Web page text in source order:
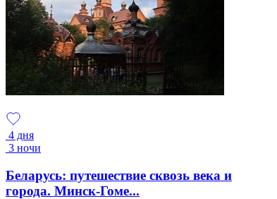
4 дня
3 ночи
Беларусь: путешествие сквозь века и
города. Минск-Гоме...